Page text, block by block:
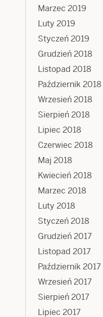
Marzec 2019
Luty 2019
Styczeń 2019
Grudzień 2018
Listopad 2018
Październik 2018
Wrzesień 2018
Sierpień 2018
Lipiec 2018
Czerwiec 2018
Maj 2018
Kwiecień 2018
Marzec 2018
Luty 2018
Styczeń 2018
Grudzień 2017
Listopad 2017
Październik 2017
Wrzesień 2017
Sierpień 2017
Lipiec 2017